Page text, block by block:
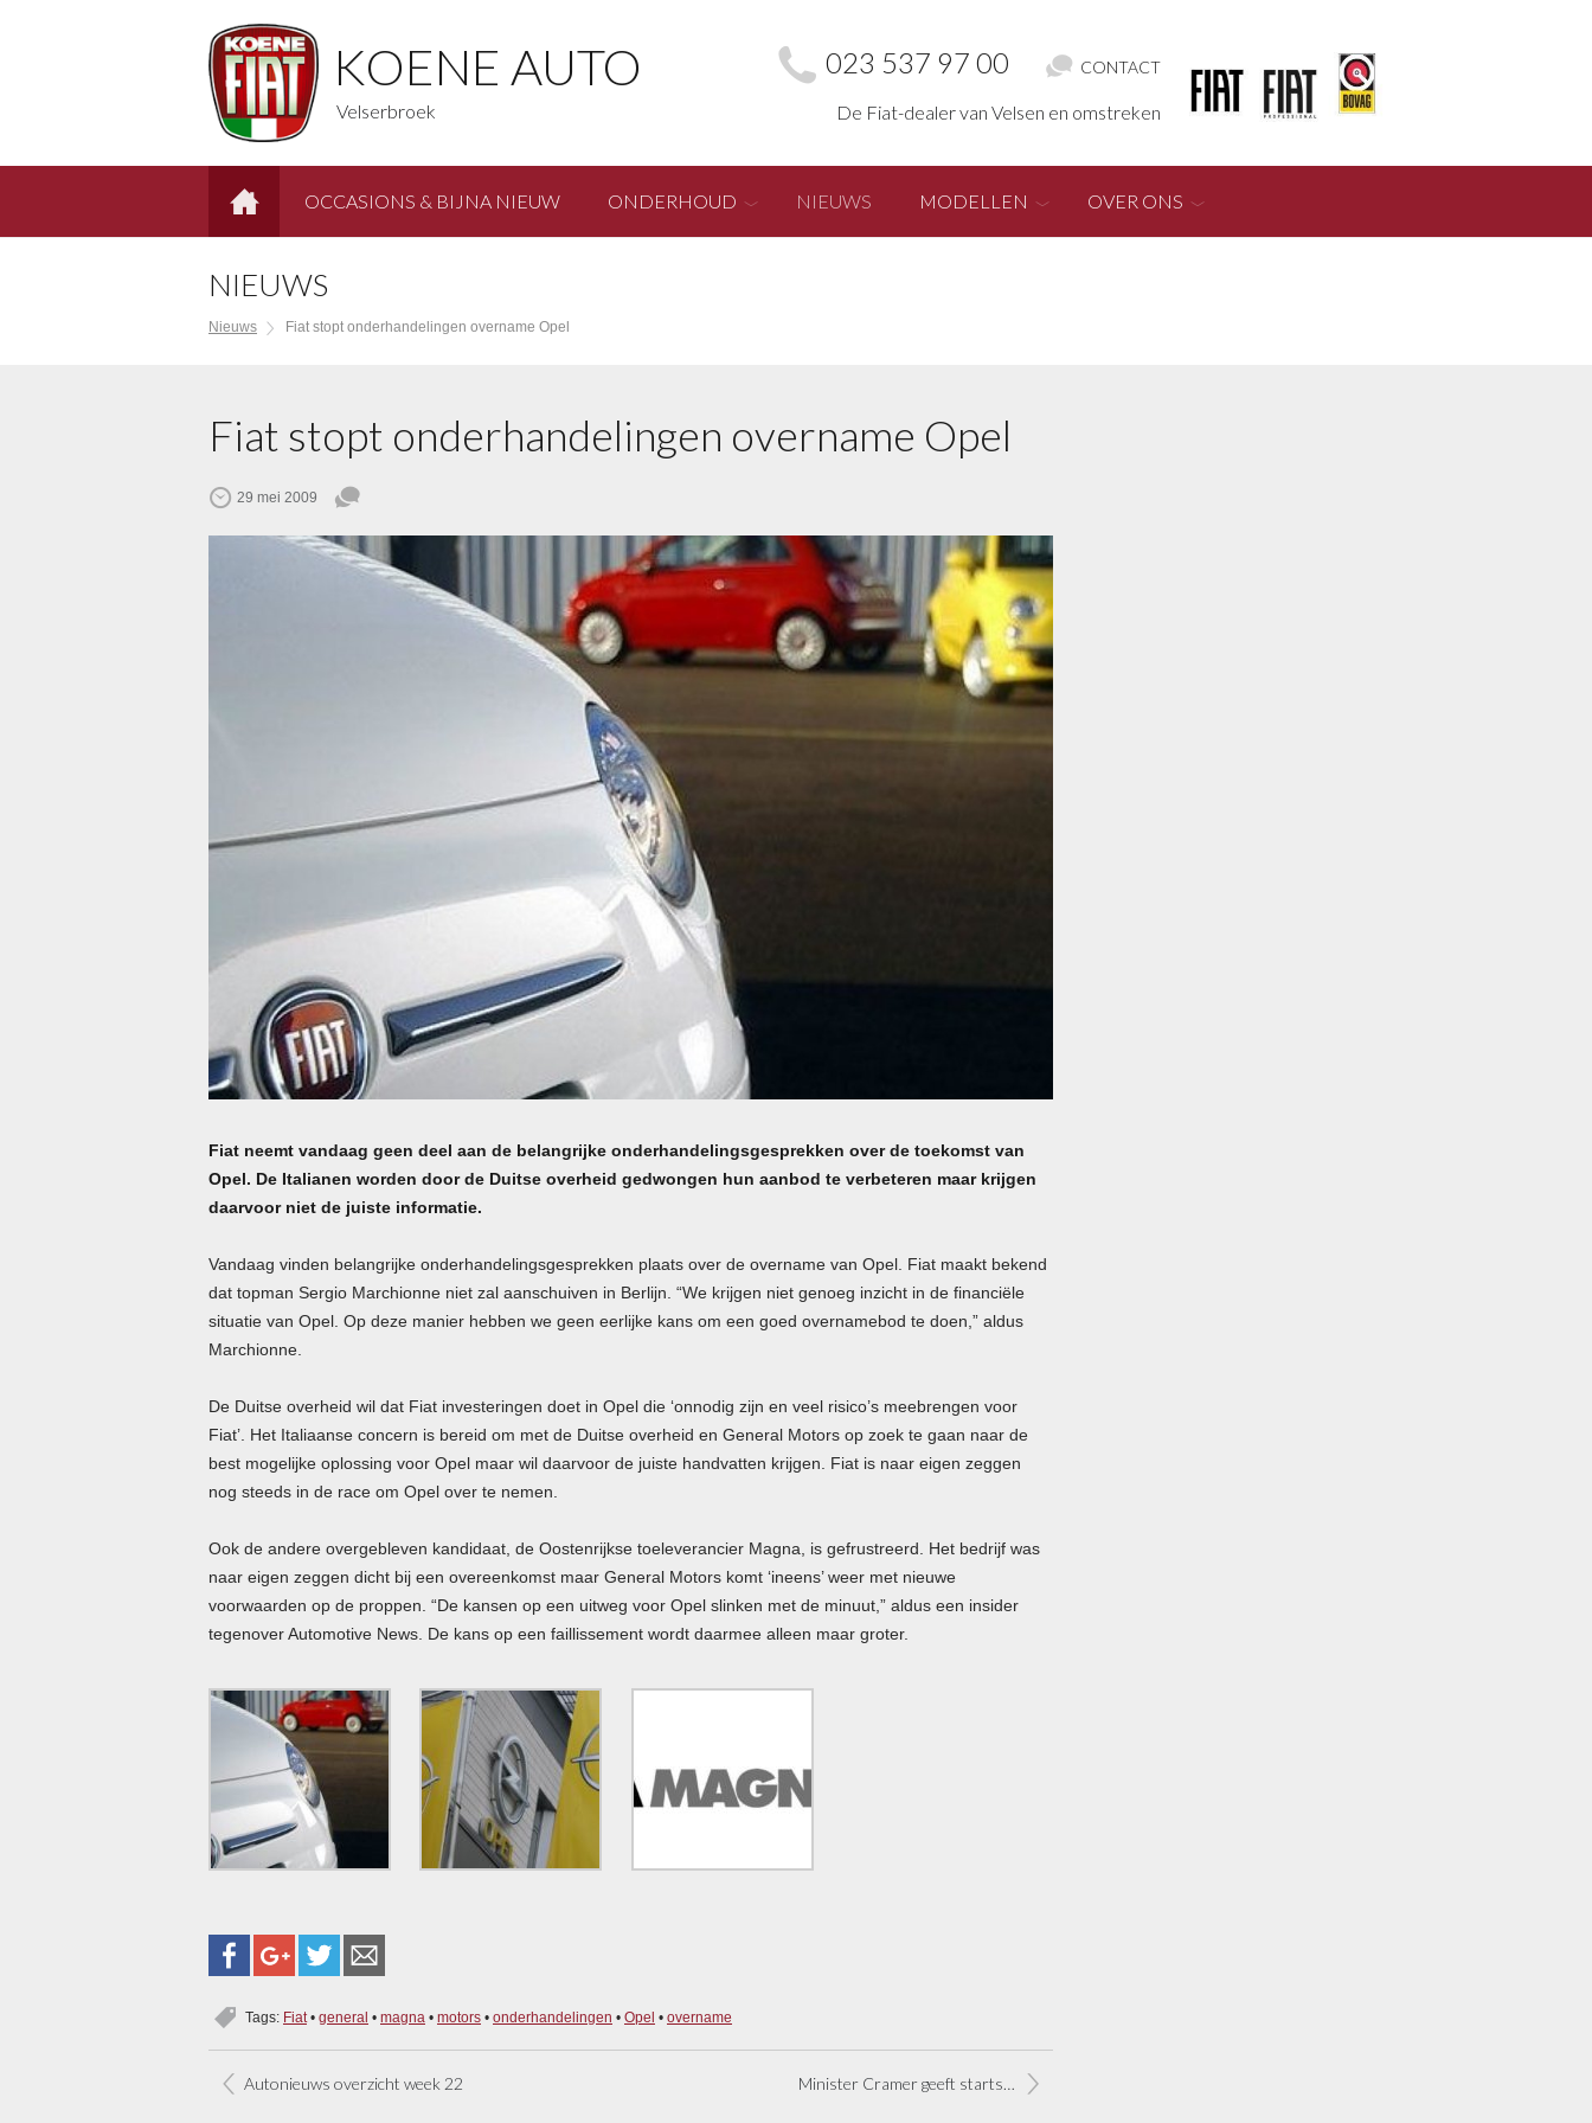
KOENE AUTO
Velserbroek
023 537 97 00 CONTACT
De Fiat-dealer van Velsen en omstreken
OCCASIONS & BIJNA NIEUW ONDERHOUD NIEUWS MODELLEN OVER ONS
NIEUWS
Nieuws Fiat stopt onderhandelingen overname Opel
Fiat stopt onderhandelingen overname Opel
29 mei 2009
Fiat neemt vandaag geen deel aan de belangrijke onderhandelingsgesprekken over de toekomst van
Opel. De Italianen worden door de Duitse overheid gedwongen hun aanbod te verbeteren maar krijgen
daarvoor niet de juiste informatie.
Vandaag vinden belangrijke onderhandelingsgesprekken plaats over de overname van Opel. Fiat maakt bekend
dat topman Sergio Marchionne niet zal aanschuiven in Berlijn. “We krijgen niet genoeg inzicht in de financiële
situatie van Opel. Op deze manier hebben we geen eerlijke kans om een goed overnamebod te doen,” aldus
Marchionne.
De Duitse overheid wil dat Fiat investeringen doet in Opel die ‘onnodig zijn en veel risico’s meebrengen voor
Fiat’. Het Italiaanse concern is bereid om met de Duitse overheid en General Motors op zoek te gaan naar de
best mogelijke oplossing voor Opel maar wil daarvoor de juiste handvatten krijgen. Fiat is naar eigen zeggen
nog steeds in de race om Opel over te nemen.
Ook de andere overgebleven kandidaat, de Oostenrijkse toeleverancier Magna, is gefrustreerd. Het bedrijf was
naar eigen zeggen dicht bij een overeenkomst maar General Motors komt ‘ineens’ weer met nieuwe
voorwaarden op de proppen. “De kansen op een uitweg voor Opel slinken met de minuut,” aldus een insider
tegenover Automotive News. De kans op een faillissement wordt daarmee alleen maar groter.
Tags: Fiat • general • magna • motors • onderhandelingen • Opel • overname
Autonieuws overzicht week 22 Minister Cramer geeft startschot sloopregeling